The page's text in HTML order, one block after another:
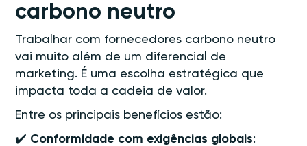
carbono neutro
Trabalhar com fornecedores carbono neutro
vai muito além de um diferencial de
marketing. É uma escolha estratégica que
impacta toda a cadeia de valor.
Entre os principais benefícios estão:
✔️ Conformidade com exigências globais: